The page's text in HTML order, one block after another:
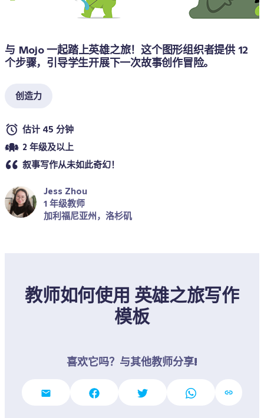
与 Mojo 一起踏上英雄之旅！这个图形组织者提供 12
个步骤，引导学生开展下一次故事创作冒险。
创造力
估计 45 分钟
2 年级及以上
叙事写作从未如此奇幻！
Jess Zhou
1 年级教师
加利福尼亚州，洛杉矶
教师如何使用 英雄之旅写作
模板
喜欢它吗？与其他教师分享!